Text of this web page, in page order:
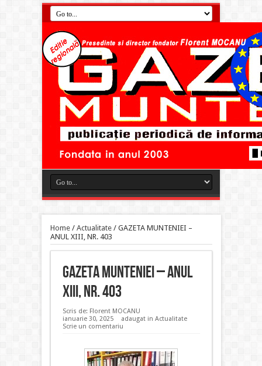
Home/ Actualitate/ GAZETA MUNTENIEI –
ANUL XIII, NR. 403
GAZETA MUNTENIEI – ANUL
XIII, NR. 403
Scris de: Florent MOCANU
ianuarie 30, 2025
adaugat in Actualitate
Scrie un comentariu